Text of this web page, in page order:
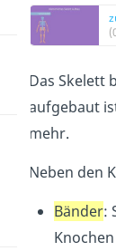
Das Skelett
aufgebaut
mehr.
Neben den
Bänder: